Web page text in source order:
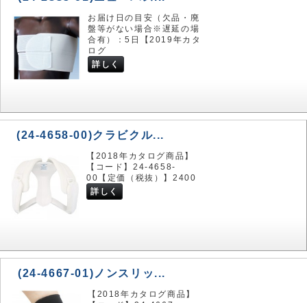
お届け日の目安（欠品・廃
盤等がない場合※遅延の場
合有）：5日【2019年カタ
ログ
詳しく
(24-4658-00)クラビクル...
【2018年カタログ商品】
【コード】24-4658-
00【定価（税抜）】2400
詳しく
(24-4667-01)ノンスリッ...
【2018年カタログ商品】